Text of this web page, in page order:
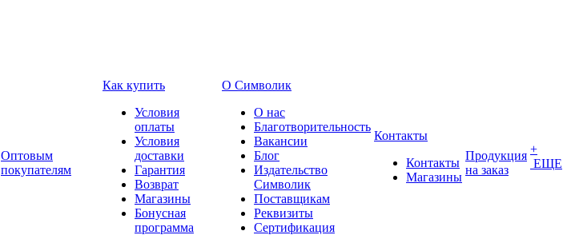
Оптовым
покупателям
Как купить
Условия
оплаты
Условия
доставки
Гарантия
Возврат
Магазины
Бонусная
программа
О Символик
О нас
Благотворительность
Вакансии
Блог
Издательство
Символик
Поставщикам
Реквизиты
Сертификация
Контакты
Контакты
Магазины
Продукция
на заказ
+
ЕЩЕ